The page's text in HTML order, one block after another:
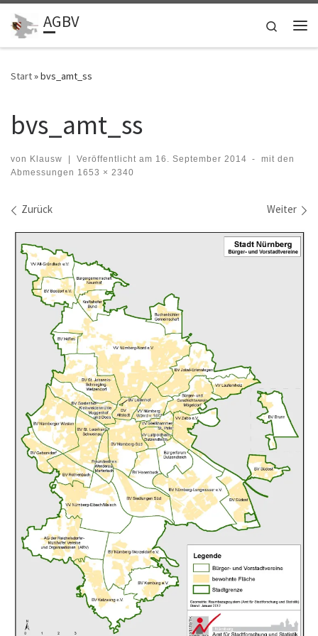
Zum Inhalt springen
AGBV
Search
Start»bvs_amt_ss
bvs_amt_ss
von Klausw | Veröffentlicht am 16. September 2014 -
mit den
Abmessungen 1653 × 2340
Bilder Navigation
Zurück Weiter